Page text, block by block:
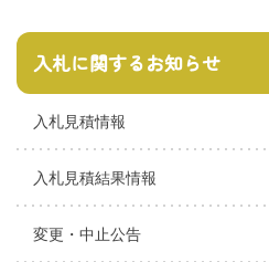
入札に関するお知らせ
入札見積情報
入札見積結果情報
変更・中止公告